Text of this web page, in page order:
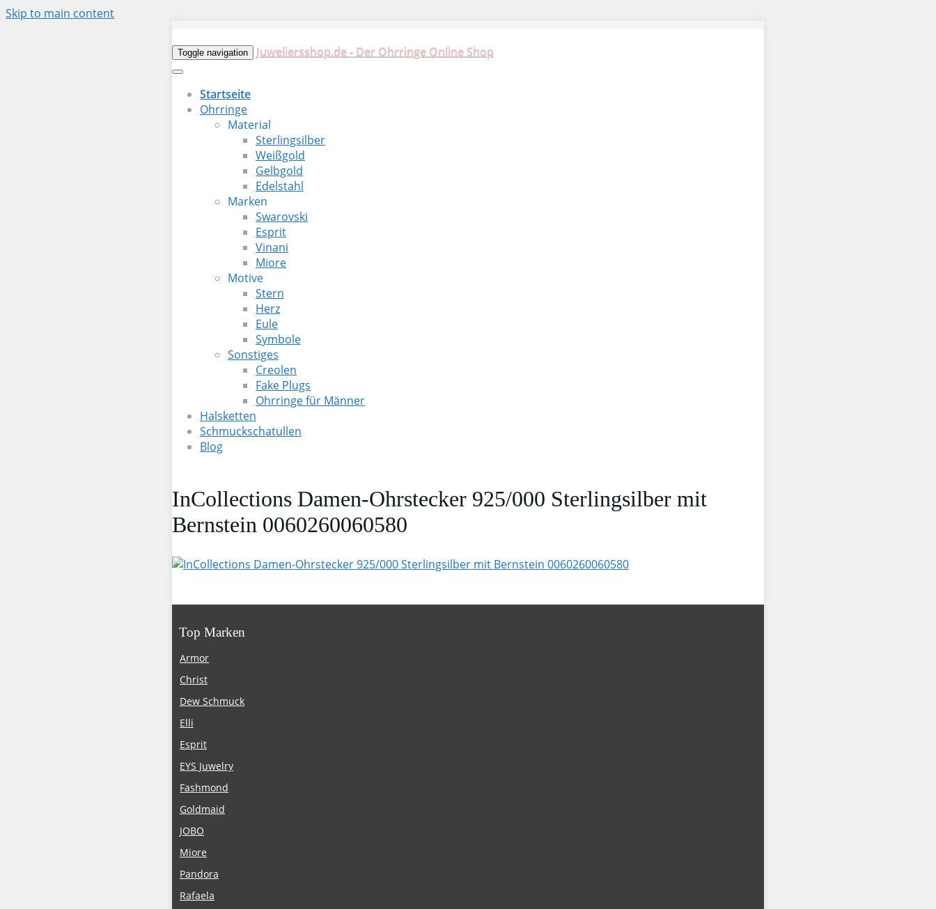
Skip to main content
Toggle navigation Juweliersshop.de - Der Ohrringe Online Shop
Startseite
Ohrringe
Material
Sterlingsilber
Weißgold
Gelbgold
Edelstahl
Marken
Swarovski
Esprit
Vinani
Miore
Motive
Stern
Herz
Eule
Symbole
Sonstiges
Creolen
Fake Plugs
Ohrringe für Männer
Halsketten
Schmuckschatullen
Blog
InCollections Damen-Ohrstecker 925/000 Sterlingsilber mit
Bernstein 0060260060580
Top Marken
Armor
Christ
Dew Schmuck
Elli
Esprit
EYS Juwelry
Fashmond
Goldmaid
JOBO
Miore
Pandora
Rafaela